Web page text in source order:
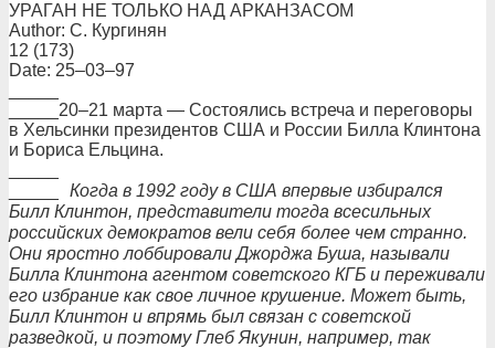
УРАГАН НЕ ТОЛЬКО НАД АРКАНЗАСОМ
Author: С. Кургинян
12 (173)
Date: 25–03–97
_____20–21 марта — Состоялись встреча и переговоры
в Хельсинки президентов США и России Билла Клинтона
и Бориса Ельцина.
Когда в 1992 году в США впервые избирался
Билл Клинтон, представители тогда всесильных
российских демократов вели себя более чем странно.
Они яростно лоббировали Джорджа Буша, называли
Билла Клинтона агентом советского КГБ и переживали
его избрание как свое личное крушение. Может быть,
Билл Клинтон и впрямь был связан с советской
разведкой, и поэтому Глеб Якунин, например, так